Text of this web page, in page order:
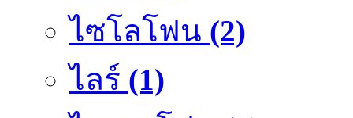
ไซโลโฟน (2)
ไลร์ (1)